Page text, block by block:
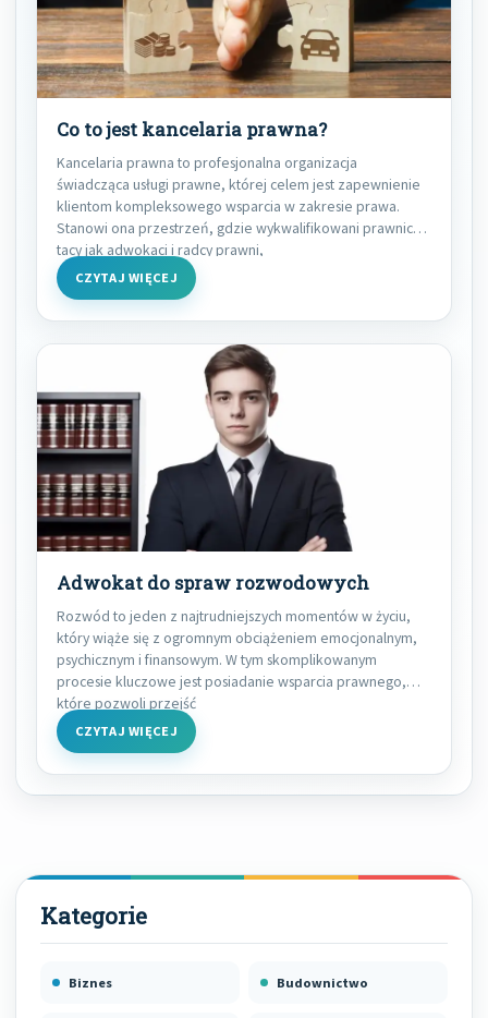
Co to jest kancelaria prawna?
Kancelaria prawna to profesjonalna organizacja
świadcząca usługi prawne, której celem jest zapewnienie
klientom kompleksowego wsparcia w zakresie prawa.
Stanowi ona przestrzeń, gdzie wykwalifikowani prawnicy,
tacy jak adwokaci i radcy prawni,
CZYTAJ WIĘCEJ
Adwokat do spraw rozwodowych
Rozwód to jeden z najtrudniejszych momentów w życiu,
który wiąże się z ogromnym obciążeniem emocjonalnym,
psychicznym i finansowym. W tym skomplikowanym
procesie kluczowe jest posiadanie wsparcia prawnego,
które pozwoli przejść
CZYTAJ WIĘCEJ
Biznes Budownictwo